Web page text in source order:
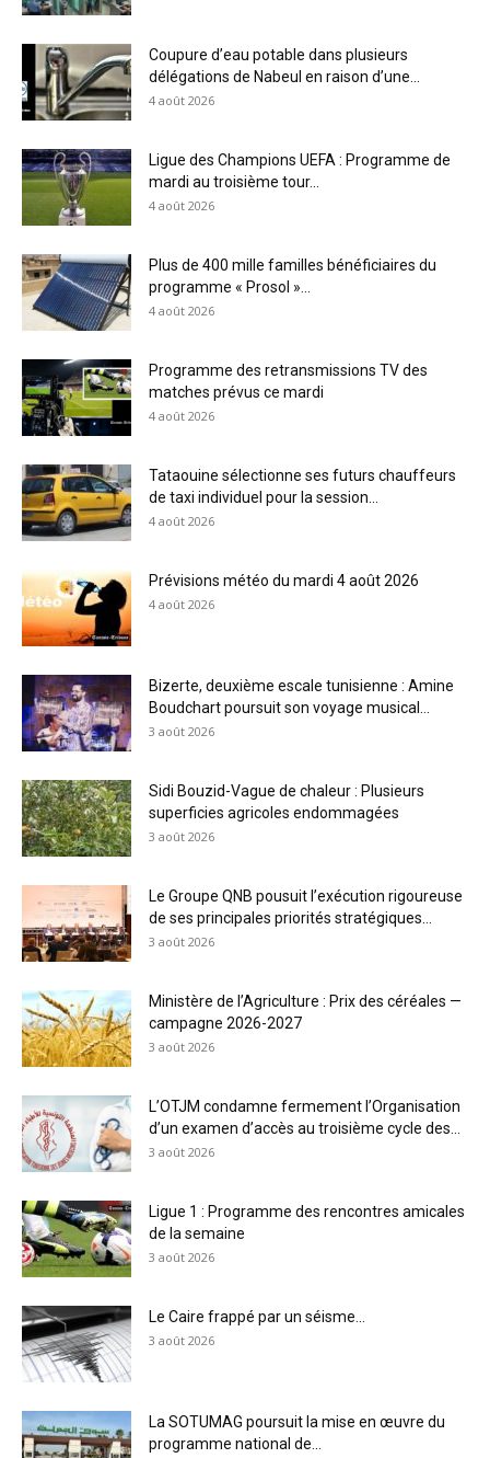
Coupure d’eau potable dans plusieurs
délégations de Nabeul en raison d’une...
4 août 2026
Ligue des Champions UEFA : Programme de
mardi au troisième tour...
4 août 2026
Plus de 400 mille familles bénéficiaires du
programme « Prosol »...
4 août 2026
Programme des retransmissions TV des
matches prévus ce mardi
4 août 2026
Tataouine sélectionne ses futurs chauffeurs
de taxi individuel pour la session...
4 août 2026
Prévisions météo du mardi 4 août 2026
4 août 2026
Bizerte, deuxième escale tunisienne : Amine
Boudchart poursuit son voyage musical...
3 août 2026
Sidi Bouzid-Vague de chaleur : Plusieurs
superficies agricoles endommagées
3 août 2026
Le Groupe QNB pousuit l’exécution rigoureuse
de ses principales priorités stratégiques...
3 août 2026
Ministère de l’Agriculture : Prix des céréales —
campagne 2026-2027
3 août 2026
L’OTJM condamne fermement l’Organisation
d’un examen d’accès au troisième cycle des...
3 août 2026
Ligue 1 : Programme des rencontres amicales
de la semaine
3 août 2026
Le Caire frappé par un séisme…
3 août 2026
La SOTUMAG poursuit la mise en œuvre du
programme national de...